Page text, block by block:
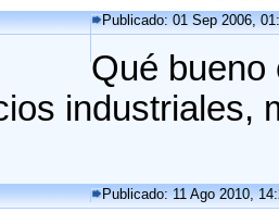
Publicado: 01 Sep 2006,
Qué bueno
industriales,
Publicado: 11 Ago 2010,